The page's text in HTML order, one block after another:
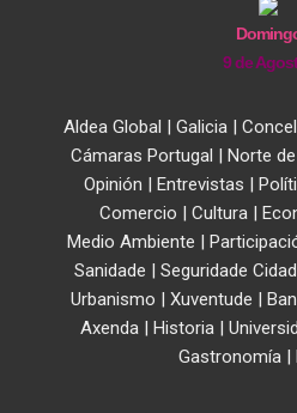
9 de
Aldea Global | Galicia|
Cámaras Portugal | Norte
Opinión | Entrevistas |
Comercio | Cultura |
Medio Ambiente |
Sanidade | Seguridade
Urbanismo | Xuventude |
Axenda| Historia|
Gastronomía |